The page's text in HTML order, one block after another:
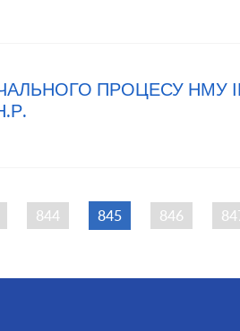
ПРОЦЕСУ НМУ
844 845 846